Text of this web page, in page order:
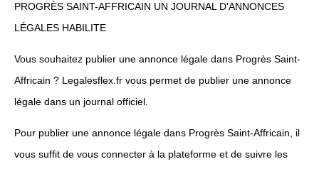
PROGRÈS SAINT-AFFRICAIN UN JOURNAL D'ANNONCES
LÉGALES HABILITE
Vous souhaitez publier une annonce légale dans Progrès Saint-
Affricain ? Legalesflex.fr vous permet de publier une annonce
légale dans un journal officiel.
Pour publier une annonce légale dans Progrès Saint-Affricain, il
vous suffit de vous connecter à la plateforme et de suivre les